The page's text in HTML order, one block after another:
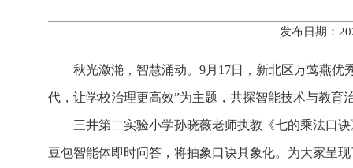
发布日期：
秋光潋滟，智慧涌动。9月17日，新北区万莺燕
代，让学校治理更高效”为主题，共探智能技术与教育
三井第二实验小学孙晓薇老师执教《七的乘法口
豆包智能体即时问答，将抽象口诀具象化。为大家呈